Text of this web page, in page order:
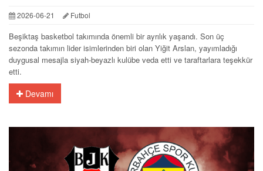
2026-06-21 Futbol
Beşiktaş basketbol takımında önemli bir ayrılık yaşandı. Son üç
sezonda takımın lider isimlerinden biri olan Yiğit Arslan, yayımladığı
duygusal mesajla siyah-beyazlı kulübe veda etti ve taraftarlara teşekkür
etti.
Devamı